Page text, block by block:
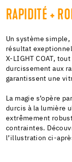
RAPIDITÉ +
Un système
résultat
X-LIGHT COAT,
durcissement aux
garantissent une
La magie s’opère
durcis à la lumière
extrêmement
contraintes.
l’illustration ci-